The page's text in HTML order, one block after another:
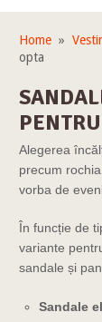
Home »
opta
Alegerea
precum
vorba de
În funcție de
variante
sandale și
Sandale